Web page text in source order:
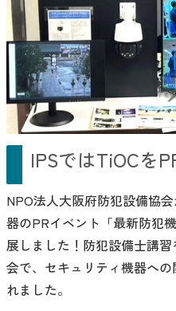
IPSではTiOCを
NPO法人大阪府防犯設備協
器のPRイベント「最新防犯
展しました！防犯設備士講
会で、セキュリティ機器へ
れました。